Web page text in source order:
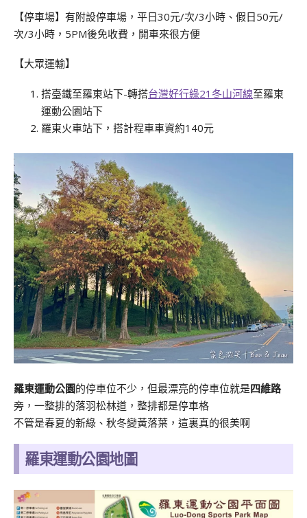
【停車場】有附設停車場，平日30元/次/3小時、假日50元/
次/3小時，5PM後免收費，開車來很方便
【大眾運輸】
搭臺鐵至羅東站下-轉搭台灣好行綠21冬山河線至羅東
運動公園站下
羅東火車站下，搭計程車車資約140元
羅東運動公園的停車位不少，但最漂亮的停車位就是四維路
旁，一整排的落羽松林道，整排都是停車格
不管是春夏的新綠、秋冬變黃落葉，這裏真的很美啊
羅東運動公園地圖